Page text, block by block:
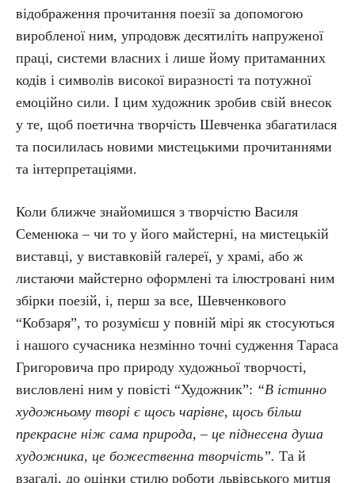
відображення прочитання поезії за допомогою
виробленої ним, упродовж десятиліть напруженої
праці, системи власних і лише йому притаманних
кодів і символів високої виразності та потужної
емоційно сили. І цим художник зробив свій внесок
у те, щоб поетична творчість Шевченка збагатилася
та посилилась новими мистецькими прочитаннями
та інтерпретаціями.
Коли ближче знайомишся з творчістю Василя
Семенюка – чи то у його майстерні, на мистецькій
виставці, у виставковій галереї, у храмі, або ж
листаючи майстерно оформлені та ілюстровані ним
збірки поезій, і, перш за все, Шевченкового
“Кобзаря”, то розумієш у повній мірі як стосуються
і нашого сучасника незмінно точні судження Тараса
Григоровича про природу художньої творчості,
висловлені ним у повісті “Художник”: “В істинно
художньому творі є щось чарівне, щось більш
прекрасне ніж сама природа, – це піднесена душа
художника, це божественна творчість”. Та й
взагалі, до оцінки стилю роботи львівського митця